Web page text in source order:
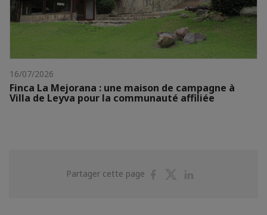
16/07/2026
Finca La Mejorana : une maison de campagne à
Villa de Leyva pour la communauté affiliée
Partager cette page
PartagerPartager